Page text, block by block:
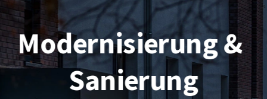
Modernisierung &
Sanierung